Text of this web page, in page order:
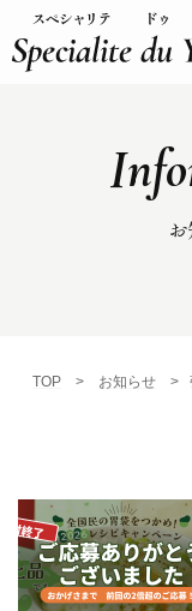
やひ
やひ
TOP > お知らせ >